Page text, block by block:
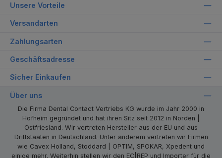
Unsere Vorteile
Versandarten
Zahlungsarten
Geschäftsadresse
Sicher Einkaufen
Über uns
Die Firma Dental Contact Vertriebs KG wurde im Jahr 2000 in
Hofheim gegründet und hat ihren Sitz seit 2012 in Norden |
Ostfriesland. Wir vertreten Hersteller aus der EU und aus
Drittstaaten in Deutschland. Unter anderem vertreten wir Firmen
wie Cavex Holland, Stoddard | OPTIM, SPOKAR, Xpedent und
einige mehr. Weiterhin stellen wir den EC|REP und Importer für die